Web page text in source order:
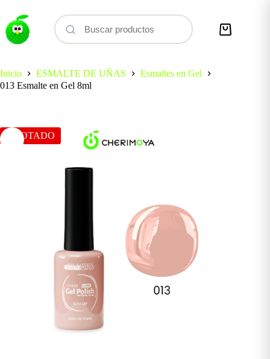
contenido
Carro
Inicio
ESMALTE DE UÑAS
Esmaltes en Gel
013 Esmalte en Gel 8ml
AGOTADO